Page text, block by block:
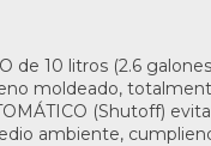
de 10 litros (2.6
moldeado,
(Shutoff)
ambiente,